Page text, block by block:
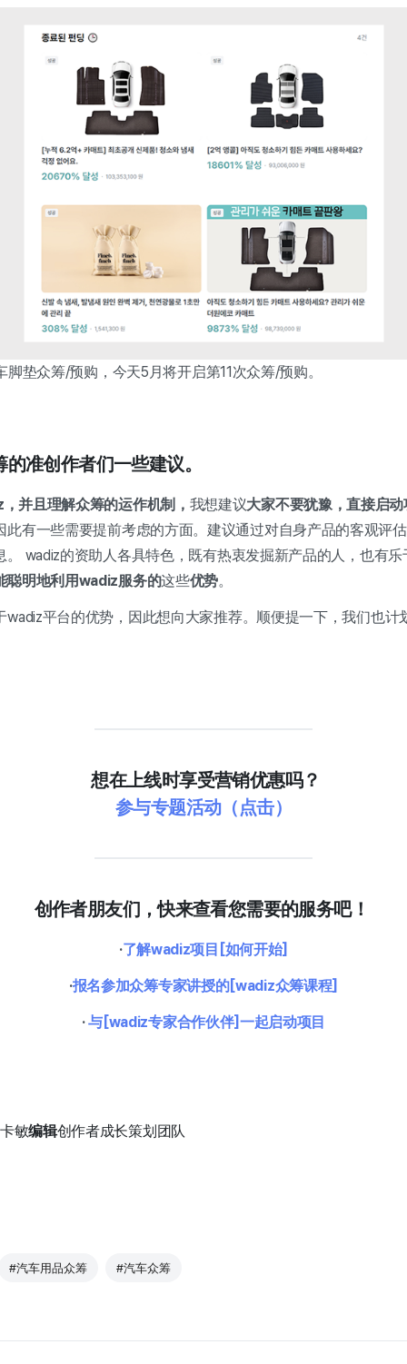
垫众筹/预购，今天5月将开启第11次众筹/预购。
准创作者们一些建议。
并且理解众筹的运作机制， 我想建议大家不要犹豫，直接启动
此有一些需要提前考虑的方面。建议通过对自身产品的客观评
。 wadiz的资助人各具特色，既有热衷发掘新产品的人，也有
聪明地利用wadiz服务的这些优势。
wadiz平台的优势，因此想向大家推荐。顺便提一下，我们也计
想在上线时享受营销优惠吗？
参与专题活动（点击）
创作者朋友们，快来查看您需要的服务吧！
·了解wadiz项目[如何开始]
·报名参加众筹专家讲授的[wadiz众筹课程]
·与[wadiz专家合作伙伴]一起启动项目
卡敏编辑创作者成长策划团队
#汽车用品众筹 #汽车众筹